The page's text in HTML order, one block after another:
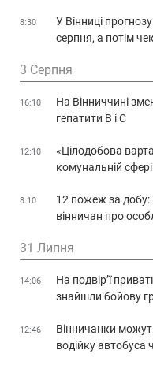
8:30
У Вінниці
серпня, а потім
3 Серпня
16:10
На Вінниччині
гепатити В і С
12:10
«Цілодобова
комунальній
8:10
12 пожеж за добу:
вінничан про
31 Липня
14:06
На подвір’ї
знайшли бойову
12:46
Вінничанки
водійку автобуса